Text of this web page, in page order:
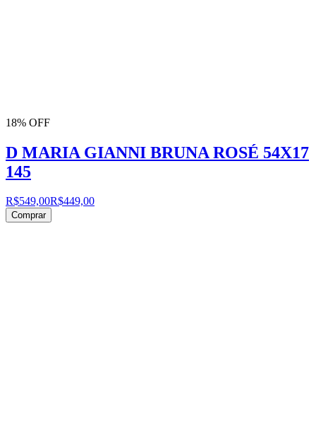
18% OFF
D MARIA GIANNI BRUNA ROSÉ 54X17
145
R$549,00R$449,00
Comprar